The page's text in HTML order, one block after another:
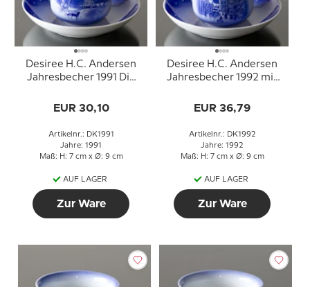
Desiree H.C. Andersen
Jahresbecher 1991 Die
Untertasse
EUR 30,10
Artikelnr.: DK1991
Jahre: 1991
Maß: H: 7 cm x Ø: 9 cm
AUF LAGER
Zur Ware
Desiree H.C. Andersen
Jahresbecher 1992 mit
nicht sein
EUR 36,79
Artikelnr.: DK1992
Jahre: 1992
Maß: H: 7 cm x Ø: 9 cm
AUF LAGER
Zur Ware